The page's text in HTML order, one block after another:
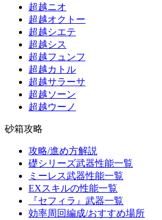
超越ニオ
超越オクトー
超越シエテ
超越シス
超越フュンフ
超越カトル
超越サラーサ
超越ソーン
超越ウーノ
砂箱攻略
攻略/進め方解説
礎シリーズ武器性能一覧
ミーレス武器性能一覧
EXスキルの性能一覧
『セフィラ』武器一覧
効率周回編成/おすすめ場所